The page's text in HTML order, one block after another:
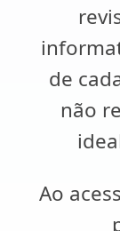
de
não
Ao